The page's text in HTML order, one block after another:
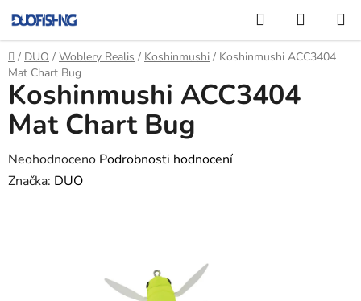
na
obsah
Hledat
KOŠÍK
Domů
/ DUO / Woblery Realis / Koshinmushi / Koshinmushi ACC3404
Mat Chart Bug
Koshinmushi ACC3404
Mat Chart Bug
Průměrné
hodnocení
Neohodnoceno Podrobnosti hodnocení
Značka: DUO